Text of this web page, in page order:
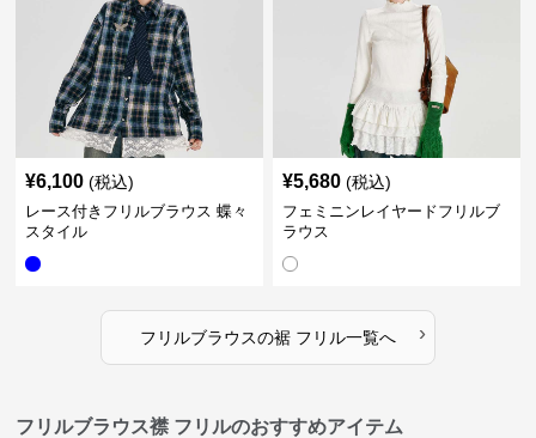
¥6,100 (税込)
レース付きフリルブラウス 蝶々
スタイル
¥5,680 (税込)
フェミニンレイヤードフリルブ
ラウス
フリルブラウスの裾 フリル一覧へ ›
フリルブラウス襟 フリルのおすすめアイテム